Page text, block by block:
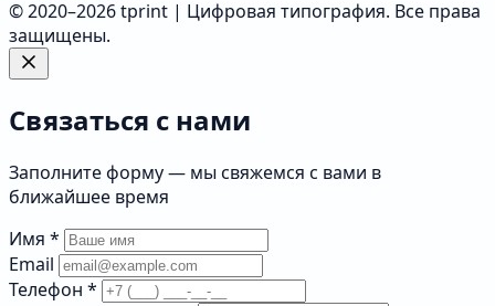
© 2020–2026 tprint | Цифровая типография. Все права
защищены.
Связаться с нами
Заполните форму — мы свяжемся с вами в
ближайшее время
Имя *
Email
Телефон *